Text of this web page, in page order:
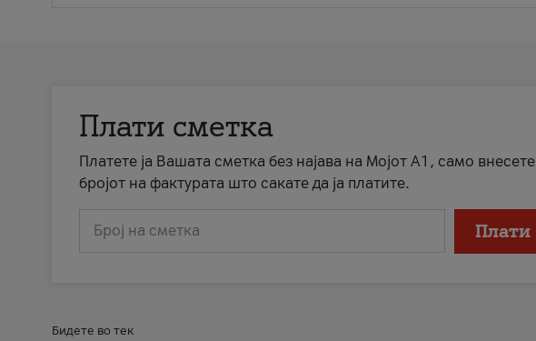
Плати сметка
Платете ја Вашата сметка без најава на Мојот А1, само внесете
бројот на фактурата што сакате да ја платите.
Број на сметка Плати
Бидете во тек